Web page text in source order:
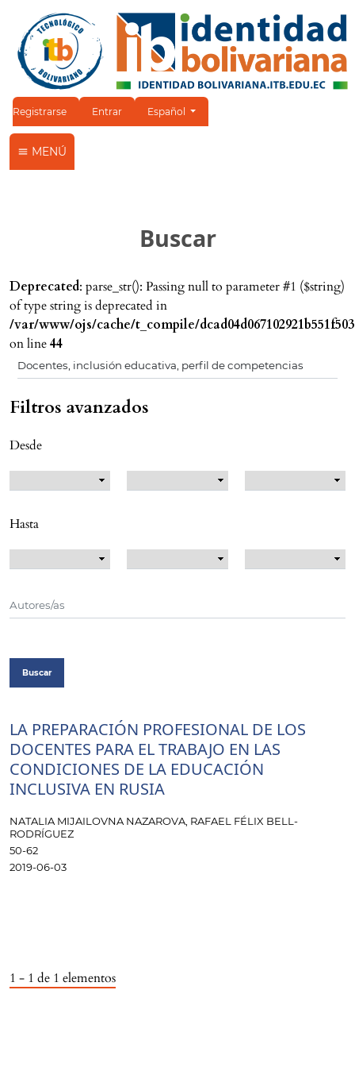
Registrarse Entrar Cambiar el idioma. El idioma actual es:
Español
MENÚ
Buscar
Deprecated: parse_str(): Passing null to parameter #1 ($string)
of type string is deprecated in
/var/www/ojs/cache/t_compile/
on line44
Filtros avanzados
Desde
Hasta
Buscar
LA PREPARACIÓN PROFESIONAL DE LOS
DOCENTES PARA EL TRABAJO EN LAS
CONDICIONES DE LA EDUCACIÓN
INCLUSIVA EN RUSIA
NATALIA MIJAILOVNA NAZAROVA, RAFAEL FÉLIX BELL-
RODRÍGUEZ
50-62
2019-06-03
1 - 1 de 1 elementos